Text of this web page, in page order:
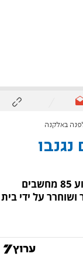
נגנבו
ערבי מטייבה בן 22 נעצר בחשד שגנב השבוע 85 מחשבים
על ידי בית